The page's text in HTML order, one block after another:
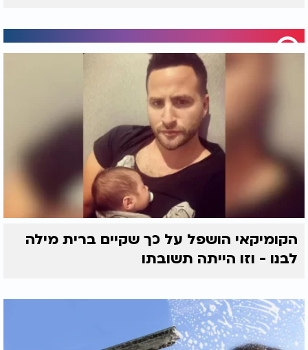
הקומיקאי הושפל על כך שקיים ברית מילה
לבנו - וזו הייתה תשובתו